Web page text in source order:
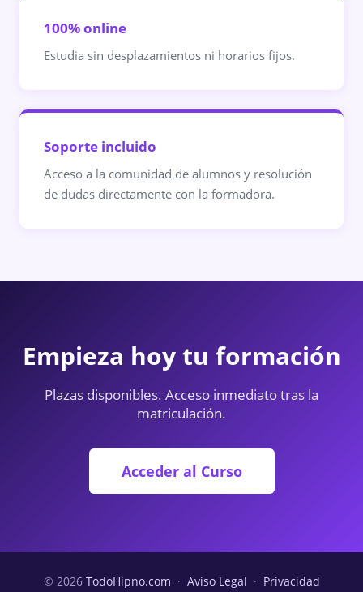
100% online
Estudia sin desplazamientos ni horarios fijos.
Soporte incluido
Acceso a la comunidad de alumnos y resolución
de dudas directamente con la formadora.
Empieza hoy tu formación
Plazas disponibles. Acceso inmediato tras la
matriculación.
Acceder al Curso
© 2026 TodoHipno.com · Aviso Legal · Privacidad